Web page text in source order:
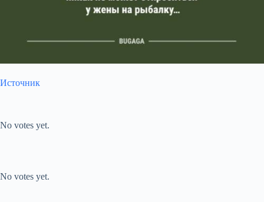
Источник
No votes yet.
No votes yet.